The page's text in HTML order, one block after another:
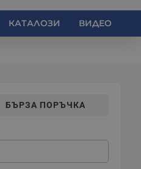
КАТАЛОЗИ ВИДЕО
БЪРЗА ПОРЪЧКА